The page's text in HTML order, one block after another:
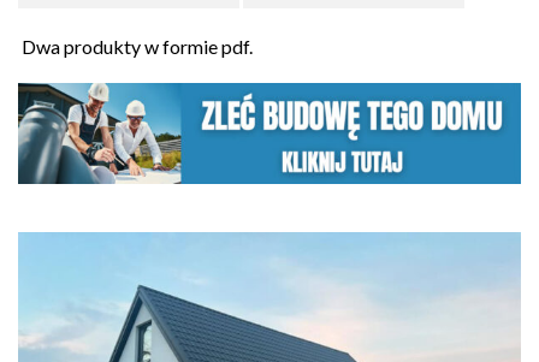
Dwa produkty w formie pdf.